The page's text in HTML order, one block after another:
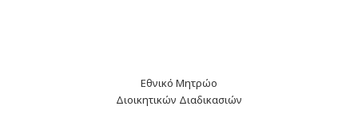
Εθνικό Μητρώο
Διοικητικών Διαδικασιών